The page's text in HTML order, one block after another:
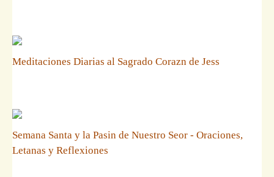
Meditaciones Diarias al Sagrado Corazn de Jess
Semana Santa y la Pasin de Nuestro Seor - Oraciones,
Letanas y Reflexiones